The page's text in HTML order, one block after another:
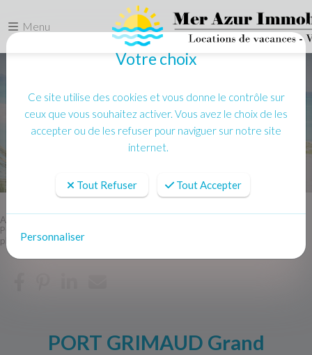
Menu
Accueil
PORT GRIMAUD Grand appartement 4 pieces - Clim WIFI - proche
plage et centre
PORT GRIMAUD Grand
Votre choix
Ce site utilise des cookies et vous donne le contrôle sur
ceux que vous souhaitez activer. Vous avez le choix de les
accepter ou de les refuser pour naviguer sur notre site
internet.
Tout Refuser Tout Accepter
Personnaliser